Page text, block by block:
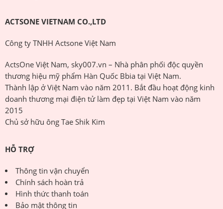
ACTSONE VIETNAM CO.,LTD
Công ty TNHH Actsone Việt Nam
ActsOne Việt Nam, sky007.vn – Nhà phân phối độc quyền
thương hiệu mỹ phẩm Hàn Quốc Bbia tại Việt Nam.
Thành lập ở Việt Nam vào năm 2011. Bắt đầu hoạt động kinh
doanh thương mại điện tử làm đẹp tại Việt Nam vào năm
2015
Chủ sở hữu ông Tae Shik Kim
HỖ TRỢ
Thông tin vận chuyển
Chính sách hoàn trả
Hình thức thanh toán
Bảo mật thông tin